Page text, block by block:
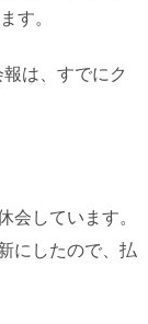
す。
は、すでにク
しています。
にしたので、払